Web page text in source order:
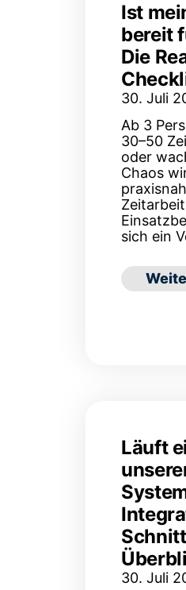
Ist
bereit
Die
30. Juli
Ab 3
30–50
oder
Chaos
sich ein
: Ist
Läuft
30. Juli